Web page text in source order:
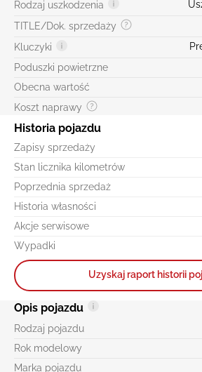
Rodzaj uszkodzenia
TITLE/Dok. sprzedaży
Kluczyki
Poduszki powietrzne
Obecna wartość
Koszt naprawy
Historia pojazdu
Zapisy sprzedaży
Stan licznika kilometrów
Poprzednia sprzedaż
Historia własności
Akcje serwisowe
Wypadki
Uzyskaj raport historii
Opis pojazdu
Rodzaj pojazdu
Rok modelowy
Marka pojazdu